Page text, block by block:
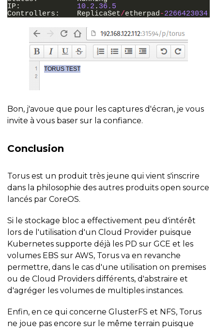
IP: 10.2 . 36.5
Controllers : ReplicaSet/etherpad-2266423034
Bon, j'avoue que pour les captures d'écran, je vous
invite à vous baser sur la confiance.
Conclusion
Torus est un produit très jeune qui vient s'inscrire
dans la philosophie des autres produits open source
lancés par CoreOS.
Si le stockage bloc a effectivement peu d'intérêt
lors de l'utilisation d'un Cloud Provider puisque
Kubernetes supporte déjà les PD sur GCE et les
volumes EBS sur AWS, Torus va en revanche
permettre, dans le cas d'une utilisation on premises
ou de Cloud Providers différents, d'abstraire et
d'agréger les volumes de multiples instances.
Enfin, en ce qui concerne GlusterFS et NFS, Torus
ne joue pas encore sur le même terrain puisque